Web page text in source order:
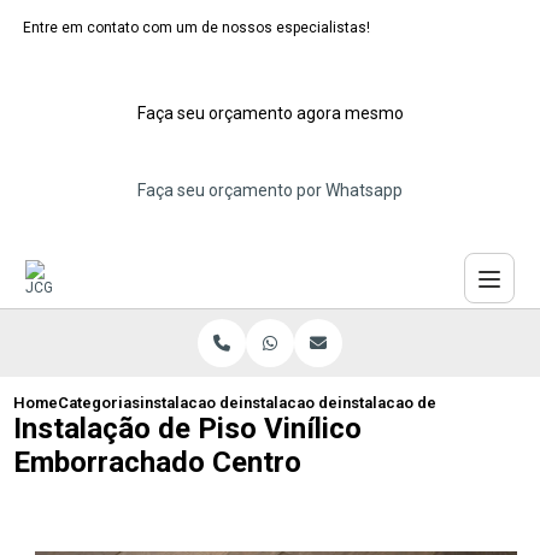
Entre em contato com um de nossos especialistas!
Faça seu orçamento agora mesmo
Faça seu orçamento por Whatsapp
HomeCategoriasinstalacao de pisos vinilicos
instalacao de piso vinilico maua
instalacao de piso vinilico
Instalação de Piso Vinílico
Emborrachado Centro